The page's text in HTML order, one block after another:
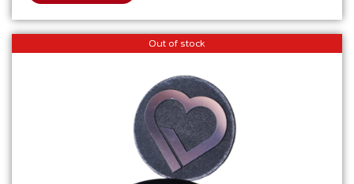
Out of stock